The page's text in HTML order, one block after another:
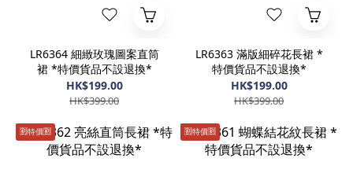
LR6364 細緻玫瑰圖案直筒
裙 *特價貨品不設退換*
HK$199.00
HK$399.00
LR6363 滿版細碎花長裙 *
特價貨品不設退換*
HK$199.00
HK$399.00
🈹️特價🈹️ 🈹️特價🈹️